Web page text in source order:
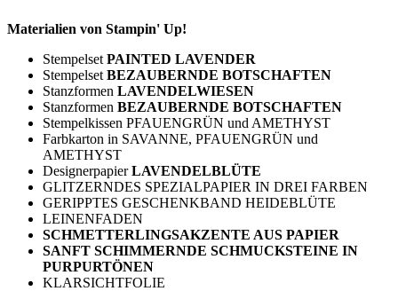
Materialien von Stampin' Up!
Stempelset PAINTED LAVENDER
Stempelset BEZAUBERNDE BOTSCHAFTEN
Stanzformen LAVENDELWIESEN
Stanzformen BEZAUBERNDE BOTSCHAFTEN
Stempelkissen PFAUENGRÜN und AMETHYST
Farbkarton in SAVANNE, PFAUENGRÜN und
AMETHYST
DesignerpapierLAVENDELBLÜTE
GLITZERNDES SPEZIALPAPIER IN DREI FARBEN
GERIPPTES GESCHENKBAND HEIDEBLÜTE
LEINENFADEN
SCHMETTERLINGSAKZENTE AUS PAPIER
SANFT SCHIMMERNDE SCHMUCKSTEINE IN
PURPURTÖNEN
KLARSICHTFOLIE